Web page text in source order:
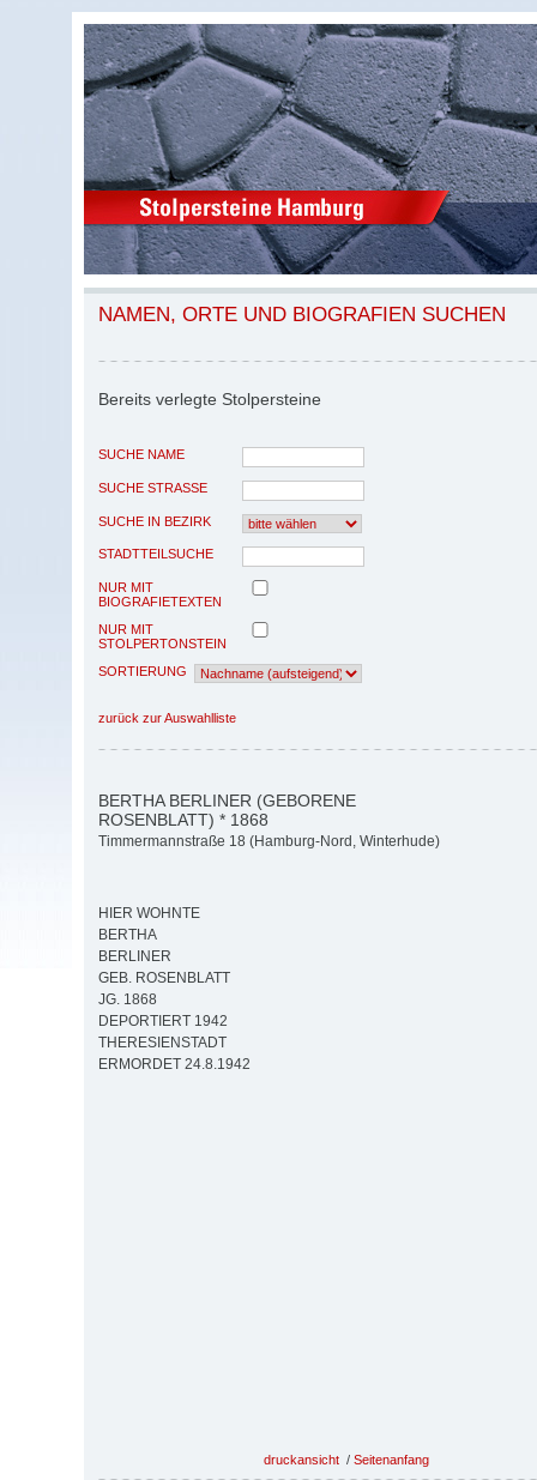
NAMEN, ORTE UND BIOGRAFIEN SUCHEN
Bereits verlegte Stolpersteine
SUCHE NAME
SUCHE STRASSE
SUCHE IN BEZIRK
STADTTEILSUCHE
NUR MIT
BIOGRAFIETEXTEN
NUR MIT
STOLPERTONSTEIN
SORTIERUNG
zurück zur Auswahlliste
BERTHA BERLINER (GEBORENE
ROSENBLATT) * 1868
Timmermannstraße 18 (Hamburg-Nord, Winterhude)
HIER WOHNTE
BERTHA
BERLINER
GEB. ROSENBLATT
JG. 1868
DEPORTIERT 1942
THERESIENSTADT
ERMORDET 24.8.1942
druckansicht / Seitenanfang